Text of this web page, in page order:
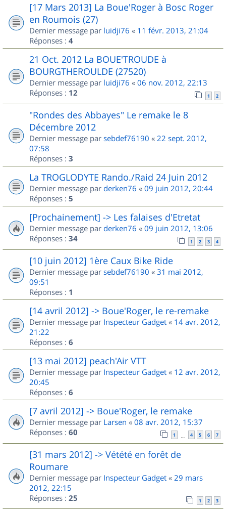
[17 Mars 2013] La Boue'Roger à Bosc Roger
en Roumois (27)
Dernier message par luidji76 « 11 févr. 2013, 21:04
Réponses : 4
21 Oct. 2012 La BOUE'TROUDE à
BOURGTHEROULDE (27520)
Dernier message par luidji76 « 06 nov. 2012, 22:13
Réponses : 12 1 2
"Rondes des Abbayes" Le remake le 8
Décembre 2012
Dernier message par sebdef76190 « 22 sept. 2012,
07:58
Réponses : 3
La TROGLODYTE Rando./Raid 24 Juin 2012
Dernier message par derken76 « 09 juin 2012, 20:44
Réponses : 5
[Prochainement] -> Les falaises d'Etretat
Dernier message par derken76 « 09 juin 2012, 13:06
Réponses : 34 1 2 3 4
[10 juin 2012] 1ère Caux Bike Ride
Dernier message par sebdef76190 « 31 mai 2012,
09:51
Réponses : 1
[14 avril 2012] -> Boue'Roger, le re-remake
Dernier message par Inspecteur Gadget « 14 avr. 2012,
21:22
Réponses : 6
[13 mai 2012] peach'Air VTT
Dernier message par Inspecteur Gadget « 12 avr. 2012,
20:45
Réponses : 6
[7 avril 2012] -> Boue'Roger, le remake
Dernier message par Larsen « 08 avr. 2012, 15:37
Réponses : 60 1 … 4 5 6 7
[31 mars 2012] -> Vétété en forêt de
Roumare
Dernier message par Inspecteur Gadget « 29 mars
2012, 22:15
Réponses : 25 1 2 3